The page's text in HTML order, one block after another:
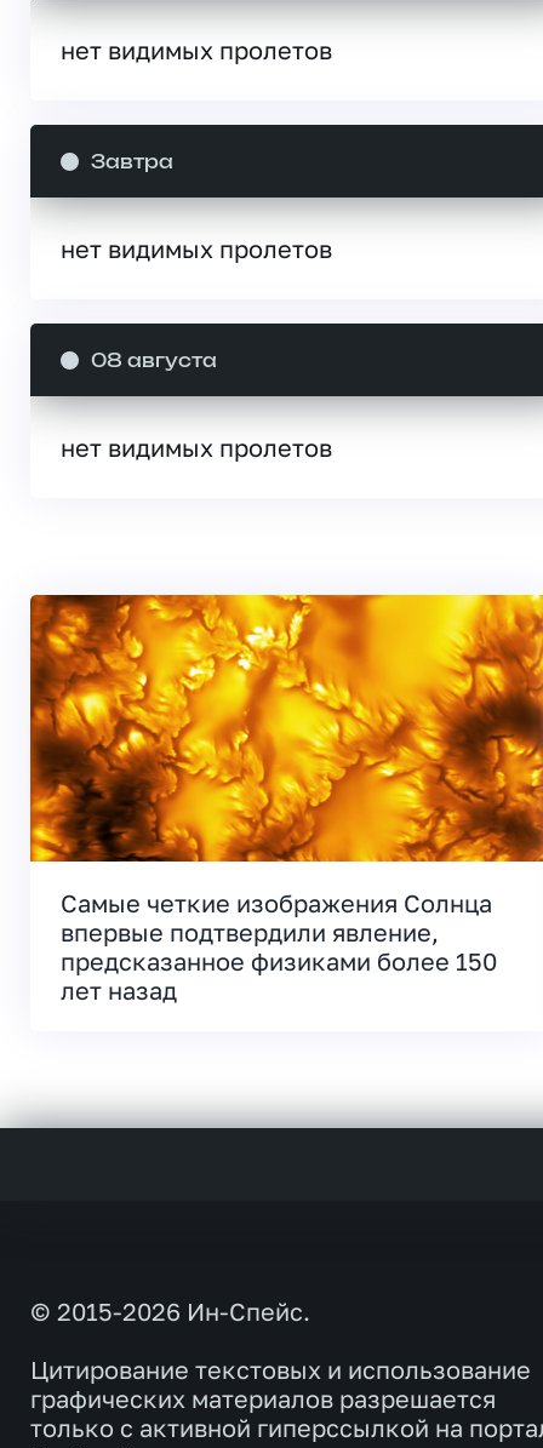
нет видимых пролетов
Завтра
нет видимых пролетов
08 августа
нет видимых пролетов
Самые четкие изображения Солнца
впервые подтвердили явление,
предсказанное физиками более 150
лет назад
© 2015-2026 Ин-Спейс.
Цитирование текстовых и использование
графических материалов разрешается
только с активной гиперссылкой на